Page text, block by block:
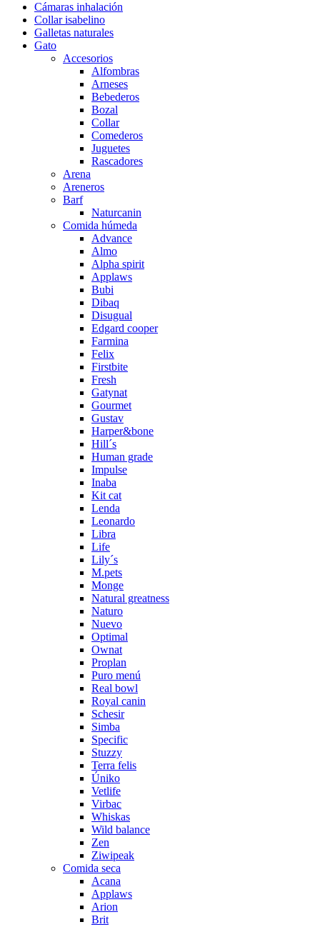
Cámaras inhalación
Collar isabelino
Galletas naturales
Gato
Accesorios
Alfombras
Arneses
Bebederos
Bozal
Collar
Comederos
Juguetes
Rascadores
Arena
Areneros
Barf
Naturcanin
Comida húmeda
Advance
Almo
Alpha spirit
Applaws
Bubi
Dibaq
Disugual
Edgard cooper
Farmina
Felix
Firstbite
Fresh
Gatynat
Gourmet
Gustav
Harper&bone
Hill´s
Human grade
Impulse
Inaba
Kit cat
Lenda
Leonardo
Libra
Life
Lily´s
M.pets
Monge
Natural greatness
Naturo
Nuevo
Optimal
Ownat
Proplan
Puro menú
Real bowl
Royal canin
Schesir
Simba
Specific
Stuzzy
Terra felis
Úniko
Vetlife
Virbac
Whiskas
Wild balance
Zen
Ziwipeak
Comida seca
Acana
Applaws
Arion
Brit